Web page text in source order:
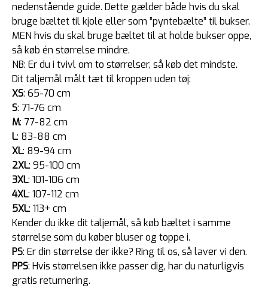
nedenstående guide. Dette gælder både hvis du skal
bruge bæltet til kjole eller som ”pyntebælte” til bukser.
MEN hvis du skal bruge bæltet til at holde bukser oppe,
så køb én størrelse mindre.
NB: Er du i tvivl om to størrelser, så køb det mindste.
Dit taljemål målt tæt til kroppen uden tøj:
XS: 65-70 cm
S: 71-76 cm
M: 77-82 cm
L: 83-88 cm
XL: 89-94 cm
2XL: 95-100 cm
3XL: 101-106 cm
4XL: 107-112 cm
5XL: 113+ cm
Kender du ikke dit taljemål, så køb bæltet i samme
størrelse som du køber bluser og toppe i.
PS: Er din størrelse der ikke? Ring til os, så laver vi den.
PPS: Hvis størrelsen ikke passer dig, har du naturligvis
gratis returnering.